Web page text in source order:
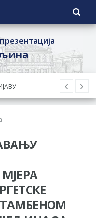
ОТПАДА УЗ
ЗА
СЕОСКЕ
ГОДИНУ
- Ненад